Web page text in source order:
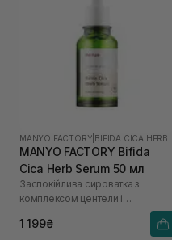
MANYO FACTORY BIFIDA CICA HERB
MANYO FACTORY Bifida
Cica Herb Serum 50 мл
Заспокійлива сироватка з
комплексом центели і
1 199₴